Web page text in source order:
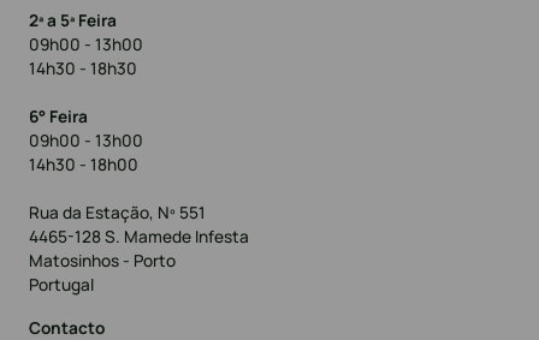
2ª a 5ª Feira
09h00 - 13h00
14h30 - 18h30
6° Feira
09h00 - 13h00
14h30 - 18h00
Rua da Estação, Nº 551
4465-128 S. Mamede Infesta
Matosinhos - Porto
Portugal
Contacto